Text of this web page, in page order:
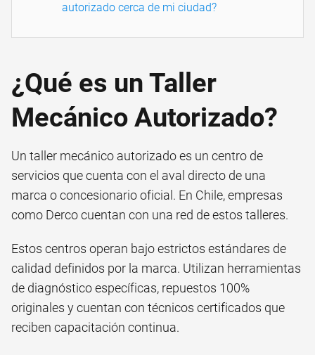
autorizado cerca de mi ciudad?
¿Qué es un Taller
Mecánico Autorizado?
Un taller mecánico autorizado es un centro de
servicios que cuenta con el aval directo de una
marca o concesionario oficial. En Chile, empresas
como Derco cuentan con una red de estos talleres.
Estos centros operan bajo estrictos estándares de
calidad definidos por la marca. Utilizan herramientas
de diagnóstico específicas, repuestos 100%
originales y cuentan con técnicos certificados que
reciben capacitación continua.